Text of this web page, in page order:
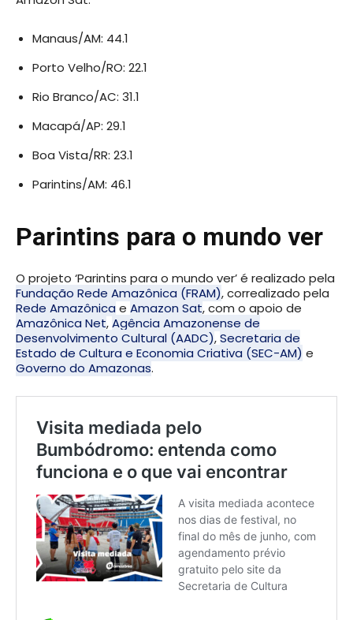
Manaus/AM: 44.1
Porto Velho/RO: 22.1
Rio Branco/AC: 31.1
Macapá/AP: 29.1
Boa Vista/RR: 23.1
Parintins/AM: 46.1
Parintins para o mundo ver
O projeto ‘Parintins para o mundo ver’ é realizado pela
Fundação Rede Amazônica (FRAM), correalizado pela
Rede Amazônica e Amazon Sat, com o apoio de
Amazônica Net,Agência Amazonense de
Desenvolvimento Cultural (AADC),Secretaria de
Estado de Cultura e Economia Criativa (SEC-AM) e
Governo do Amazonas.